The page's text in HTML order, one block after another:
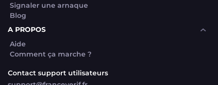
Signaler une arnaque
Blog
A PROPOS
Aide
Comment ça marche ?
Contact support utilisateurs